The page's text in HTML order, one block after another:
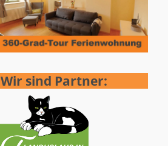
Wir sind Partner: